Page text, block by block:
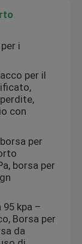
i
per il
con
per
borsa per
kpa –
Borsa per
da